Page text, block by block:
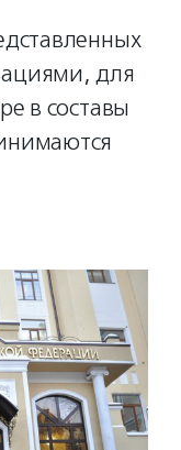
для
в составы